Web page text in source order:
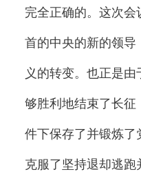
完全正确的。这次
首的中央的新的领导
义的转变。也正是
够胜利地结束了长征
件下保存了并锻炼了
克服了坚持退却逃跑